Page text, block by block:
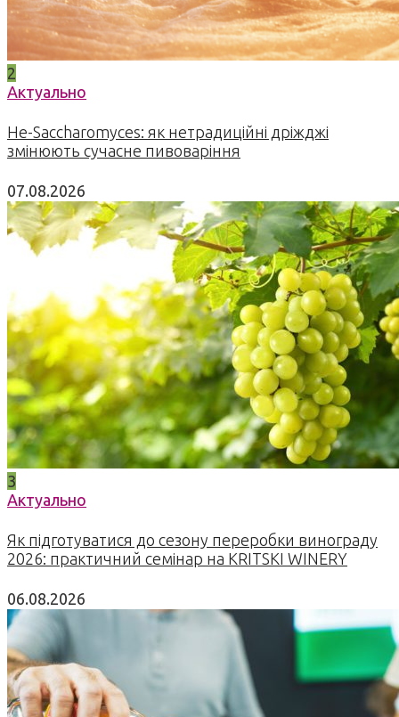
2
Актуально
Не-Saccharomyces: як нетрадиційні дріжджі
змінюють сучасне пивоваріння
07.08.2026
3
Актуально
Як підготуватися до сезону переробки винограду
2026: практичний семінар на KRITSKI WINERY
06.08.2026